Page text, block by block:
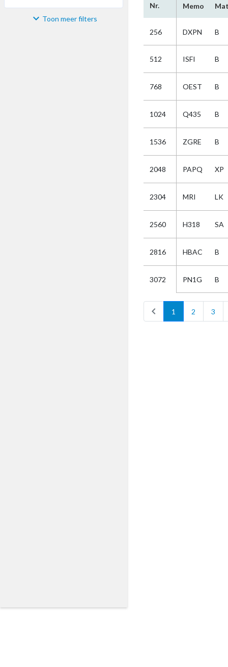
Materiaal Toon meer filters
Nr. Memo
256 DXPN B
512 ISFI B
768 OEST B
1024 Q435 B
1536 ZGRE B
2048 PAPQ XP
2304 MRI LK
2560 H318 SA
2816 HBAC B
3072 PN1G B
chevron_left 1 2 3